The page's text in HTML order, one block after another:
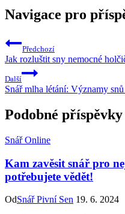
Navigace pro
Předchozí
Jak rozluštit sny nemocné
Další
Snář mlha létání: Významy
Podobné příspěvky
Snář Online
Kam zavěsit snář pro
potřebujete vědět!
OdSnář Pivní Sen 19. 6. 2024